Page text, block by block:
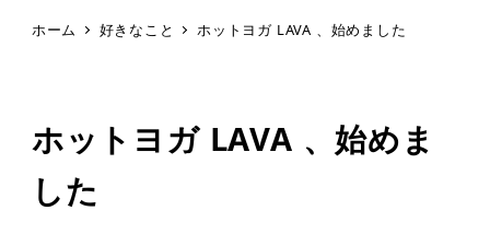
ホーム 好きなこと ホットヨガ LAVA 、始めました
ホットヨガ LAVA 、始めま
した